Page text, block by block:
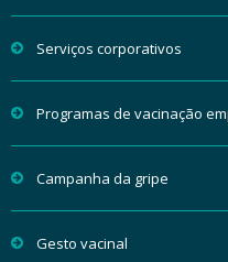
Serviços corporativos
Programas de vacinação
Campanha da gripe
Gesto vacinal